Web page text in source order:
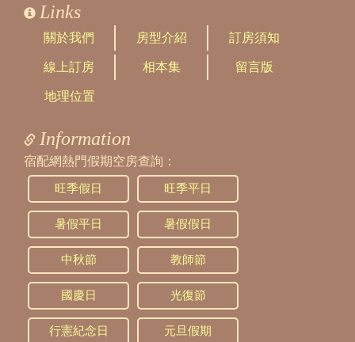
Links
關於我們 房型介紹 訂房須知
線上訂房 相本集 留言版
地理位置
Information
宿配網熱門假期空房查詢：
旺季假日 旺季平日
暑假平日 暑假假日
中秋節 教師節
國慶日 光復節
行憲紀念日 元旦假期